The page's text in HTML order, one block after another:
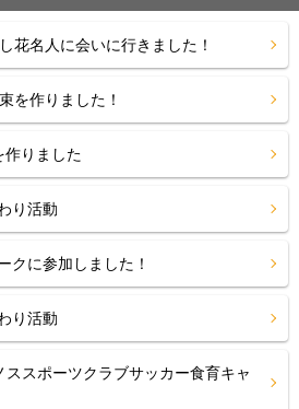
花名人に会いに行きました！
を作りました！
作りました
り活動
クに参加しました！
り活動
ススポーツクラブサッカー食育キャ